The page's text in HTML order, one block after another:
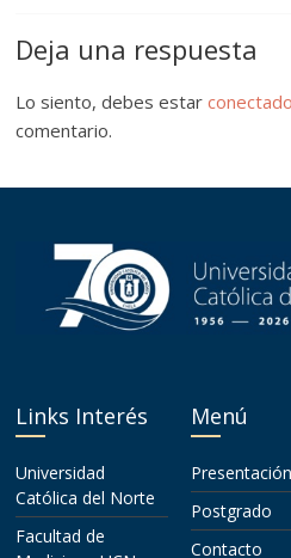
Deja una respuesta
Lo siento, debes estarconectado
comentario.
Links Interés
Universidad
Católica del Norte
Facultad de
Menú
Presentación
Postgrado
Contacto